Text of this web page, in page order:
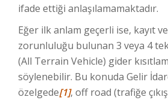
ifade ettiği anlaşılamamaktadır.
Eğer ilk anlam geçerli ise, kayıt
zorunluluğu bulunan 3 veya 4
(All Terrain Vehicle) gider
söylenebilir. Bu konuda Gelir
özelgede[1], off road (trafiğe